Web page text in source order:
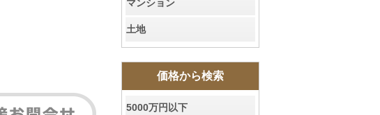
マンション
土地
価格から検索
5000万円以下